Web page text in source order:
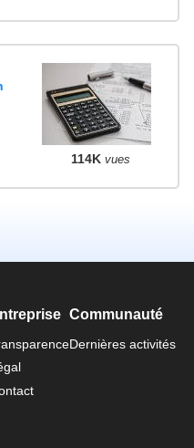
114K vues
Communauté
Dernières activités